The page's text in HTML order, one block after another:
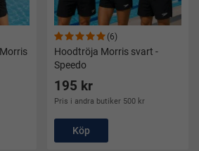
(6)
Hoodtröja Morris svart -
Speedo
195 kr
Pris i andra butiker 500 kr
Köp